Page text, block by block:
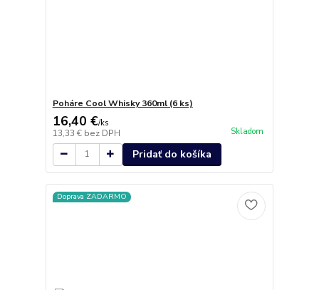
Poháre Cool Whisky 360ml (6 ks)
16,40 €/ks
13,33 € bez DPH Skladom
Pridať do košíka
Doprava ZADARMO